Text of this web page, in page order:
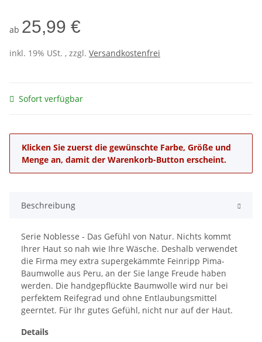
ab 25,99 €
inkl. 19% USt. , zzgl. Versandkostenfrei
Sofort verfügbar
x
Klicken Sie zuerst die gewünschte Farbe, Größe und
Menge an, damit der Warenkorb-Button erscheint.
Beschreibung
Serie Noblesse - Das Gefühl von Natur. Nichts kommt
Ihrer Haut so nah wie Ihre Wäsche. Deshalb verwendet
die Firma mey extra supergekämmte Feinripp Pima-
Baumwolle aus Peru, an der Sie lange Freude haben
werden. Die handgepflückte Baumwolle wird nur bei
perfektem Reifegrad und ohne Entlaubungsmittel
geerntet. Für Ihr gutes Gefühl, nicht nur auf der Haut.
Details